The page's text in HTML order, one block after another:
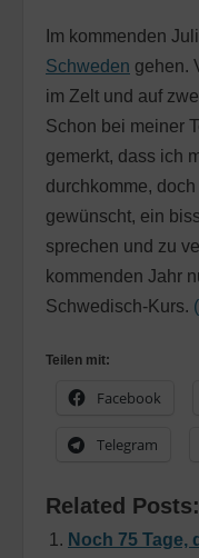
Im kommenden
Schweden gehen.
im Zelt und auf
Schon bei meiner
gemerkt, dass ich
durchkomme,
gewünscht, ein
sprechen und zu
kommenden Jahr
Schwedisch-Kurs.
Teilen mit:
Facebook
Telegram
Related Posts:
Noch 75 Tage,